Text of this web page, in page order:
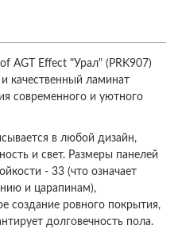
AGT Effect "Урал" (PRK907)
качественный ламинат
современного и уютного
в любой дизайн,
и свет. Размеры панелей
- 33 (что означает
и царапинам),
создание ровного покрытия,
долговечность пола.